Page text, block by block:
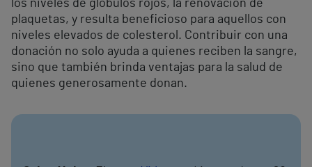
los niveles de glóbulos rojos, la renovación de
plaquetas, y resulta beneficioso para aquellos con
niveles elevados de colesterol. Contribuir con una
donación no solo ayuda a quienes reciben la sangre,
sino que también brinda ventajas para la salud de
quienes generosamente donan.